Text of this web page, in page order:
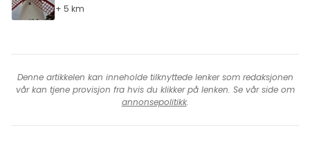
+ 5 km
Denne artikkelen kan inneholde tilknyttede lenker som redaksjonen
vår kan tjene provisjon fra hvis du klikker på lenken. Se vår side om
annonsepolitikk.